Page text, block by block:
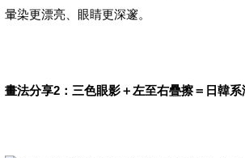
暈染更漂亮、眼睛更深邃。
畫法分享2：三色眼影＋左至右疊擦＝日韓系